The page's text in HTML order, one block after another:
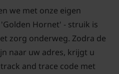
we met onze eigen
Hornet' - struik is
zorg onderweg. Zodra de
naar uw adres, krijgt u
and trace code met